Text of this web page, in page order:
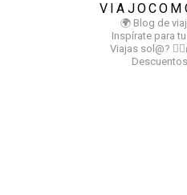
🌍 Blog de
Inspírate para
Viajas sol@?